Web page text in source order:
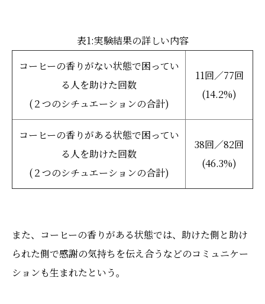
表1:実験結果の詳しい内容
コーヒーの香りがない状態で困ってい
る人を助けた回数
(２つのシチュエーションの合計)
11回／77回
(14.2%)
コーヒーの香りがある状態で困ってい
る人を助けた回数
(２つのシチュエーションの合計)
38回／82回
(46.3%)
また、コーヒーの香りがある状態では、助けた側と助け
られた側で感謝の気持ちを伝え合うなどのコミュニケー
ションも生まれたという。